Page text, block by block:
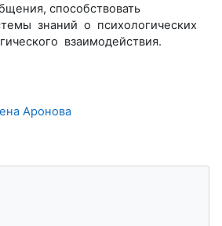
способствовать
знаний о психологических
взаимодействия.
Аронова